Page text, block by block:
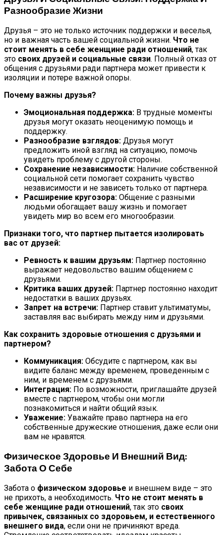
Разнообразие Жизни
Друзья – это не только источник поддержки и веселья,
но и важная часть вашей социальной жизни. Что не
стоит менять в себе женщине ради отношений, так
это своих друзей и социальные связи. Полный отказ от
общения с друзьями ради партнера может привести к
изоляции и потере важной опоры.
Почему важны друзья?
Эмоциональная поддержка: В трудные моменты
друзья могут оказать неоценимую помощь и
поддержку.
Разнообразие взглядов: Друзья могут
предложить иной взгляд на ситуацию, помочь
увидеть проблему с другой стороны.
Сохранение независимости: Наличие собственной
социальной сети помогает сохранить чувство
независимости и не зависеть только от партнера.
Расширение кругозора: Общение с разными
людьми обогащает вашу жизнь и помогает
увидеть мир во всем его многообразии.
Признаки того, что партнер пытается изолировать
вас от друзей:
Ревность к вашим друзьям: Партнер постоянно
выражает недовольство вашим общением с
друзьями.
Критика ваших друзей: Партнер постоянно находит
недостатки в ваших друзьях.
Запрет на встречи: Партнер ставит ультиматумы,
заставляя вас выбирать между ним и друзьями.
Как сохранить здоровые отношения с друзьями и
партнером?
Коммуникация: Обсудите с партнером, как вы
видите баланс между временем, проведенным с
ним, и временем с друзьями.
Интеграция: По возможности, приглашайте друзей
вместе с партнером, чтобы они могли
познакомиться и найти общий язык.
Уважение: Уважайте право партнера на его
собственные дружеские отношения, даже если они
вам не нравятся.
Физическое Здоровье И Внешний Вид:
Забота О Себе
Забота о физическом здоровье и внешнем виде – это
не прихоть, а необходимость. Что не стоит менять в
себе женщине ради отношений, так это своих
привычек, связанных со здоровьем, и естественного
внешнего вида, если они не причиняют вреда.